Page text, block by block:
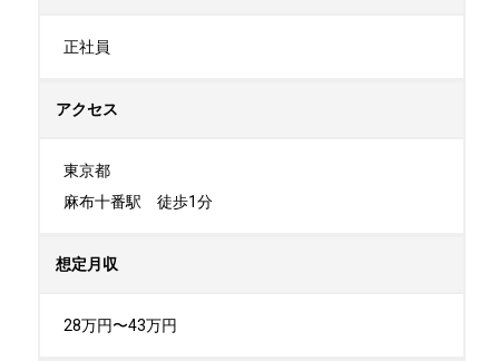
正社員
アクセス
東京都
麻布十番駅　徒歩1分
想定月収
28万円〜43万円